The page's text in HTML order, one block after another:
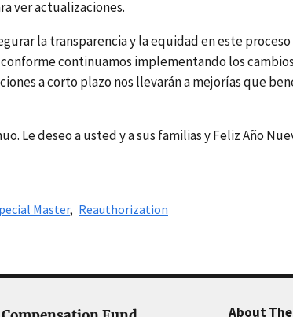
ver actualizaciones.
la transparencia y la equidad en este
continuamos implementando los
a corto plazo nos llevarán a mejorías que
Le deseo a usted y a sus familias y Feliz Año
Master Reauthorization
About